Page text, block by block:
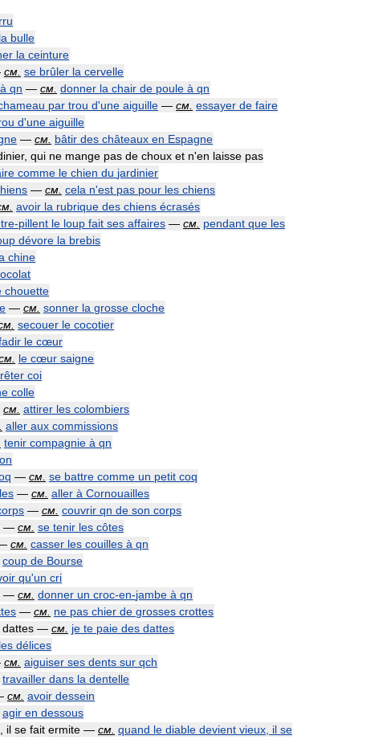
la bulle
la ceinture
см se brûler la cervelle
à qn — см donner la chair de poule à qn
par trou d'une aiguille — см essayer de faire
d'une aiguille
— см bâtir des châteaux en Espagne
, qui ne mange pas de choux et n'en laisse pas
comme le chien du jardinier
— см cela n'est pas pour les chiens
avoir la rubrique des chiens écrasés
-pillent le loup fait ses affaires — см pendant que les
dévore la brebis
chine
chouette
— см sonner la grosse cloche
secouer le cocotier
le cœur
le cœur saigne
coi
colle
см attirer les colombiers
aller aux commissions
tenir compagnie à qn
— см se battre comme un petit coq
— см aller à Cornouailles
— см couvrir qn de son corps
— см se tenir les côtes
см casser les couilles à qn
coup de Bourse
qu'un cri
— см donner un croc-en-jambe à qn
— см ne pas chier de grosses crottes
dattes — см je te paie des dattes
les délices
см aiguiser ses dents sur qch
travailler dans la dentelle
см avoir dessein
agir en dessous
il se fait ermite — см quand le diable devient vieux il se